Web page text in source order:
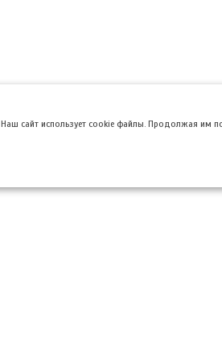
Hаш сайт использует cookie файлы. Продолжая им